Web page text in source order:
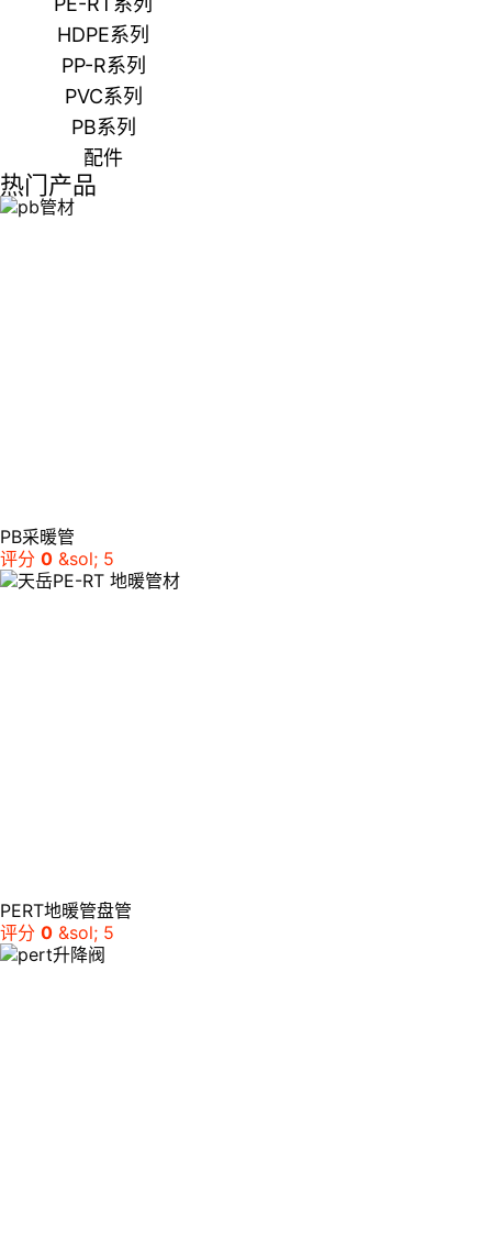
HDPE系列
PP-R系列
PVC系列
PB系列
配件
热门产品
PB采暖管
评分 0 &sol; 5
PERT地暖管盘管
评分 0 &sol; 5